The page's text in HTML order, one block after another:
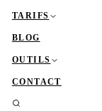
TARIFS
BLOG
OUTILS
CONTACT